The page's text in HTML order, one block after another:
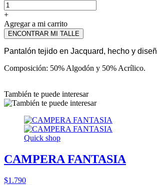
+
Agregar a mi carrito
ENCONTRAR MI TALLE
Pantalón tejido en Jacquard, hecho y
Composición: 50% Algodón y 50% Acrílico.
También te puede interesar
Quick shop
CAMPERA FANTASIA
$1.790